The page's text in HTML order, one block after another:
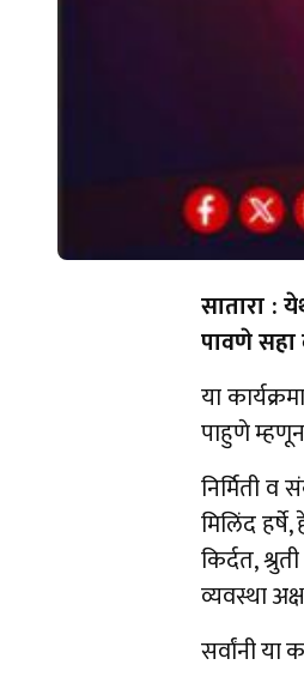
सातारा :
पावणे सहा
या
पाहुणे
निर्मिती
मिलिंद
किर्दत,
व्यवस्था
सर्वांनी